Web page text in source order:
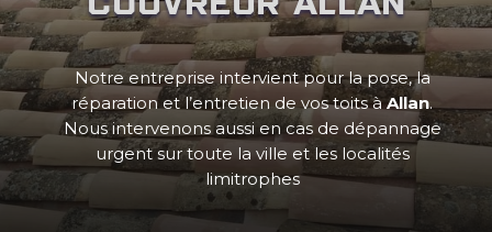
Notre entreprise intervient pour la pose, la
réparation et l’entretien de vos toits àAllan.
Nous intervenons aussi en cas de dépannage
urgent sur toute la ville et les localités
limitrophes